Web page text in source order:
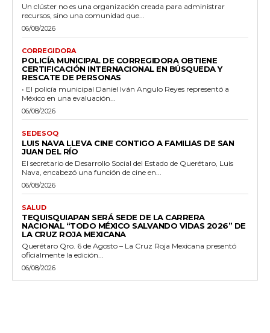
Un clúster no es una organización creada para administrar
recursos, sino una comunidad que...
06/08/2026
CORREGIDORA
POLICÍA MUNICIPAL DE CORREGIDORA OBTIENE
CERTIFICACIÓN INTERNACIONAL EN BÚSQUEDA Y
RESCATE DE PERSONAS
• El policía municipal Daniel Iván Angulo Reyes representó a
México en una evaluación...
06/08/2026
SEDESOQ
LUIS NAVA LLEVA CINE CONTIGO A FAMILIAS DE SAN
JUAN DEL RÍO
El secretario de Desarrollo Social del Estado de Querétaro, Luis
Nava, encabezó una función de cine en...
06/08/2026
SALUD
TEQUISQUIAPAN SERÁ SEDE DE LA CARRERA
NACIONAL “TODO MÉXICO SALVANDO VIDAS 2026” DE
LA CRUZ ROJA MEXICANA
Querétaro Qro. 6 de Agosto – La Cruz Roja Mexicana presentó
oficialmente la edición...
06/08/2026